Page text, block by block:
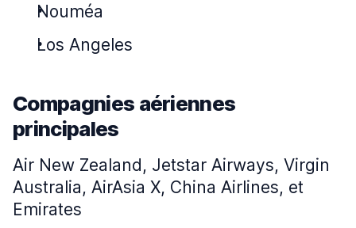
Nouméa
Los Angeles
Compagnies aériennes
principales
Air New Zealand, Jetstar Airways, Virgin
Australia, AirAsia X, China Airlines, et
Emirates